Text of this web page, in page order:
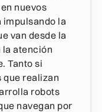
nuevos
la
van desde la
atención
Tanto si
realizan
robots
navegan por